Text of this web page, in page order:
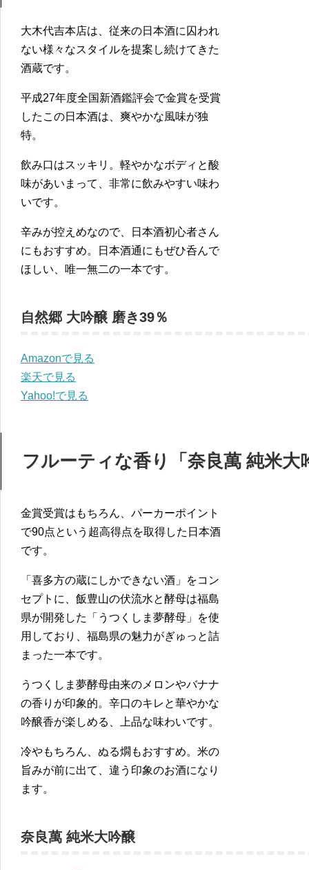
大木代吉本店は、従来の日本酒に囚われ
ない様々なスタイルを提案し続けてきた
酒蔵です。
平成27年度全国新酒鑑評会で金賞を受賞
したこの日本酒は、爽やかな風味が独
特。
飲み口はスッキリ。軽やかなボディと酸
味があいまって、非常に飲みやすい味わ
いです。
辛みが控えめなので、日本酒初心者さん
にもおすすめ。日本酒通にもぜひ呑んで
ほしい、唯一無二の一本です。
自然郷 大吟醸 磨き39％
Amazonで見る
楽天で見る
Yahoo!で見る
フルーティな香り「奈良萬 純米大
金賞受賞はもちろん、パーカーポイント
で90点という超高得点を取得した日本酒
です。
「喜多方の蔵にしかできない酒」をコン
セプトに、飯豊山の伏流水と酵母は福島
県が開発した「うつくしま夢酵母」を使
用しており、福島県の魅力がぎゅっと詰
まった一本です。
うつくしま夢酵母由来のメロンやバナナ
の香りが印象的。辛口のキレと華やかな
吟醸香が楽しめる、上品な味わいです。
冷やもちろん、ぬる燗もおすすめ。米の
旨みが前に出て、違う印象のお酒になり
ます。
奈良萬 純米大吟醸